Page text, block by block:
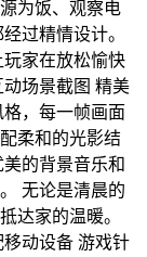
为饭、观察电
过精情设计。
家在放松愉快
场景截图 精美
，每一帧画面
柔和的光影结
的背景音乐和
无论是清晨的
达家的温暖。
动设备 游戏针